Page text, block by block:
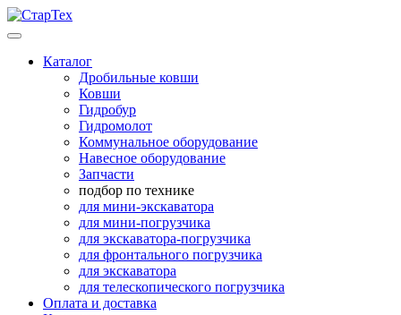
Каталог
Дробильные ковши
Ковши
Гидробур
Гидромолот
Коммунальное оборудование
Навесное оборудование
Запчасти
подбор по технике
для мини-экскаватора
для мини-погрузчика
для экскаватора-погрузчика
для фронтального погрузчика
для экскаватора
для телескопического погрузчика
Оплата и доставка